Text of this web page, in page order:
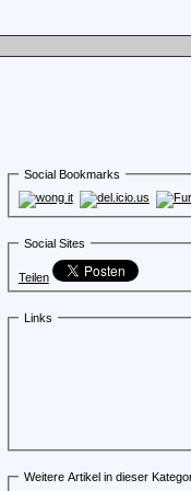
Social Bookmarks
Social Sites
Teilen
Links
Weitere Artikel in dieser